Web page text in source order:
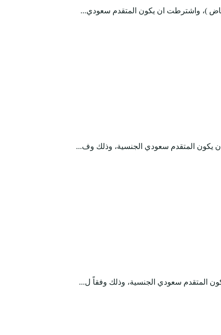
)، واشترطت ان يكون المتقدم سعودي...
يكون المتقدم سعودي الجنسية، وذلك وف...